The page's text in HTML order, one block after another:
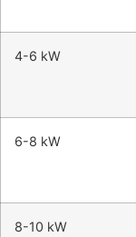
4-6 kW
6-8 kW
8-10 kW